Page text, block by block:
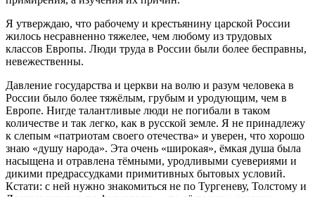
Я утверждаю, что рабочему и крестьянину царской России
жилось несравненно тяжелее, чем любому из трудовых
классов Европы. Люди труда в России были более бесправны,
невежественны.
Давление государства и церкви на волю и разум человека в
России было более тяжёлым, грубым и уродующим, чем в
Европе. Нигде талантливые люди не погибали в таком
количестве и так легко, как в русской земле. Я не принадлежу
к слепым «патриотам своего отечества» и уверен, что хорошо
знаю «душу народа». Эта очень «широкая», ёмкая душа была
насыщена и отравлена тёмными, уродливыми суевериями и
дикими предрассудками примитивных бытовых условий.
Кстати: с ней нужно знакомиться не по Тургеневу, Толстому и